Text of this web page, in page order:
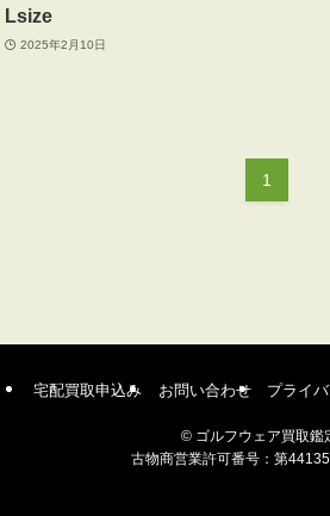
Lsize
2025年2月10日
1
宅配買取申込み お問い合わせ プライ
© ゴルフウェア買取鑑
古物商営業許可番号：第